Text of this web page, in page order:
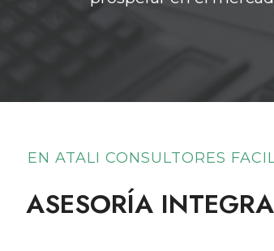
EN ATALI CONSULTORES
ASESORÍA